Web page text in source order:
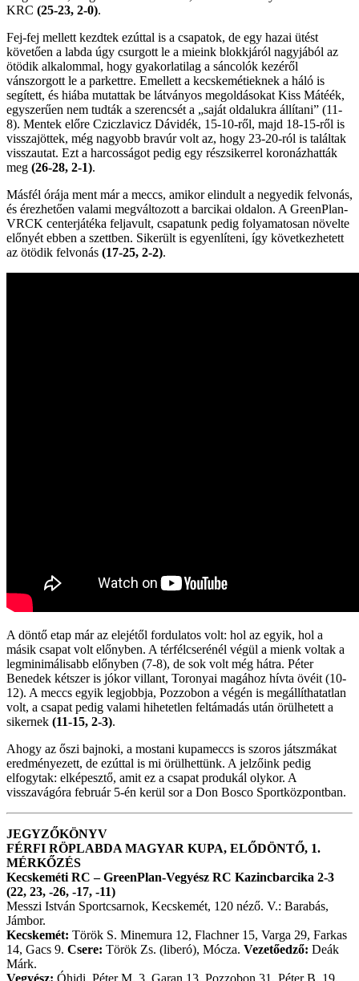
KRC (25-23, 2-0).
Fej-fej mellett kezdtek ezúttal is a csapatok, de egy hazai ütést
követően a labda úgy csurgott le a mieink blokkjáról nagyjából az
ötödik alkalommal, hogy gyakorlatilag a sáncolók kezéről
vánszorgott le a parkettre. Emellett a kecskemétieknek a háló is
segített, és hiába mutattak be látványos megoldásokat Kiss Mátéék,
egyszerűen nem tudták a szerencsét a „saját oldalukra állítani” (11-
8). Mentek előre Cziczlavicz Dávidék, 15-10-ről, majd 18-15-ről is
visszajöttek, még nagyobb bravúr volt az, hogy 23-20-ról is találtak
visszautat. Ezt a harcosságot pedig egy részsikerrel koronázhatták
meg (26-28, 2-1).
Másfél órája ment már a meccs, amikor elindult a negyedik felvonás,
és érezhetően valami megváltozott a barcikai oldalon. A GreenPlan-
VRCK centerjátéka feljavult, csapatunk pedig folyamatosan növelte
előnyét ebben a szettben. Sikerült is egyenlíteni, így következhetett
az ötödik felvonás (17-25, 2-2).
A döntő etap már az elejétől fordulatos volt: hol az egyik, hol a
másik csapat volt előnyben. A térfélcserénél végül a mienk voltak a
legminimálisabb előnyben (7-8), de sok volt még hátra. Péter
Benedek kétszer is jókor villant, Toronyai magához hívta övéit (10-
12). A meccs egyik legjobbja, Pozzobon a végén is megállíthatatlan
volt, a csapat pedig valami hihetetlen feltámadás után örülhetett a
sikernek (11-15, 2-3).
Ahogy az őszi bajnoki, a mostani kupameccs is szoros játszmákat
eredményezett, de ezúttal is mi örülhettünk. A jelzőink pedig
elfogytak: elképesztő, amit ez a csapat produkál olykor. A
visszavágóra február 5-én kerül sor a Don Bosco Sportközpontban.
JEGYZŐKÖNYV
FÉRFI RÖPLABDA MAGYAR KUPA, ELŐDÖNTŐ, 1.
MÉRKŐZÉS
Kecskeméti RC – GreenPlan-Vegyész RC Kazincbarcika 2-3
(22, 23, -26, -17, -11)
Messzi István Sportcsarnok, Kecskemét, 120 néző. V.: Barabás,
Jámbor.
Kecskemét: Török S. Minemura 12, Flachner 15, Varga 29, Farkas
14, Gacs 9. Csere: Török Zs. (liberó), Mócza. Vezetőedző: Deák
Márk.